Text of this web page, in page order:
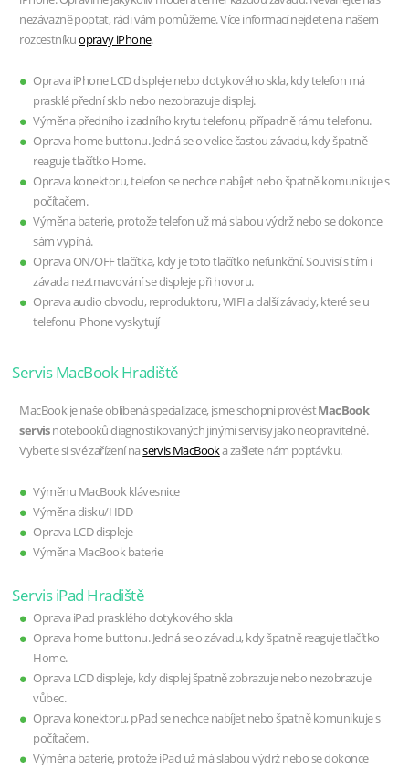
nezávazně poptat, rádi vám pomůžeme. Více informací nejdete na našem
rozcestníkuopravy iPhone.
Oprava iPhone LCD displeje nebo dotykového skla, kdy telefon má
prasklé přední sklo nebo nezobrazuje displej.
Výměna předního i zadního krytu telefonu, případně rámu telefonu.
Oprava home buttonu. Jedná se o velice častou závadu, kdy špatně
reaguje tlačítko Home.
Oprava konektoru, telefon se nechce nabíjet nebo špatně komunikuje s
počítačem.
Výměna baterie, protože telefon už má slabou výdrž nebo se dokonce
sám vypíná.
Oprava ON/OFF tlačítka, kdy je toto tlačítko nefunkční. Souvisí s tím i
závada neztmavování se displeje při hovoru.
Oprava audio obvodu, reproduktoru, WIFI a další závady, které se u
telefonu iPhone vyskytují
Servis MacBook Hradiště
MacBook je naše oblíbená specializace, jsme schopni provéstMacBook
servisnotebooků diagnostikovaných jinými servisy jako neopravitelné.
Vyberte si své zařízení naservis MacBooka zašlete nám poptávku.
Výměnu MacBook klávesnice
Výměna disku/HDD
Oprava LCD displeje
Výměna MacBook baterie
Servis iPad Hradiště
Oprava iPad prasklého dotykového skla
Oprava home buttonu. Jedná se o závadu, kdy špatně reaguje tlačítko
Home.
Oprava LCD displeje, kdy displej špatně zobrazuje nebo nezobrazuje
vůbec.
Oprava konektoru, pPad se nechce nabíjet nebo špatně komunikuje s
počítačem.
Výměna baterie, protože iPad už má slabou výdrž nebo se dokonce